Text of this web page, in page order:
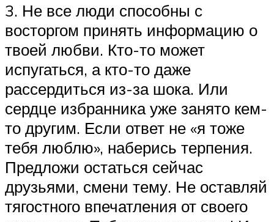
3. Не все люди способны с
восторгом принять информацию о
твоей любви. Кто-то может
испугаться, а кто-то даже
рассердиться из-за шока. Или
сердце избранника уже занято кем-
то другим. Если ответ не «я тоже
тебя люблю», наберись терпения.
Предложи остаться сейчас
друзьями, смени тему. Не оставляй
тягостного впечатления от своего